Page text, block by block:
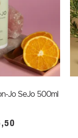
Jo SeJo 500ml